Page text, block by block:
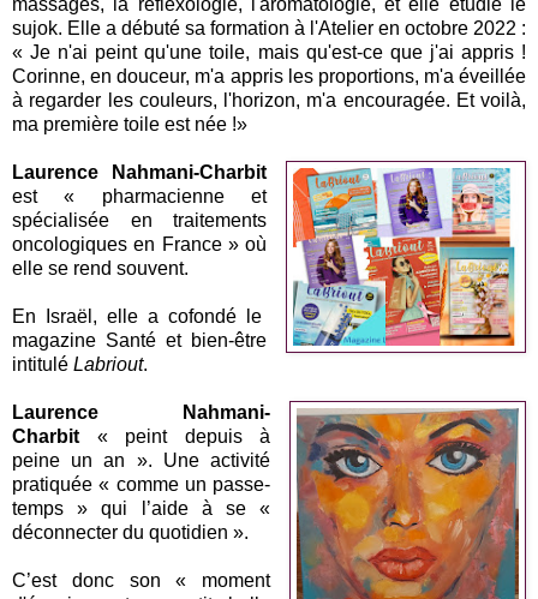
sujok. Elle a débuté sa formation à l'Atelier en octobre 2022 :
« Je n'ai peint qu'une toile, mais qu'est-ce que j'ai appris !
Corinne, en douceur, m'a appris les proportions, m'a éveillée
à regarder les couleurs, l'horizon, m'a encouragée. Et voilà,
ma première toile est née !»
Laurence Nahmani-Charbit
est « pharmacienne et
spécialisée en traitements
oncologiques en France » où
elle se rend souvent.
En Israël, elle a cofondé le
magazine Santé et bien-être
intitulé Labriout.
Laurence Nahmani-
Charbit « peint depuis à
peine un an ». Une activité
pratiquée « comme un passe-
temps » qui l’aide à se «
déconnecter du quotidien ».
C’est donc son « moment